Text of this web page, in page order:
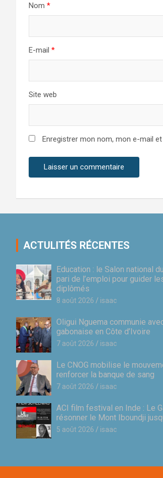
Nom *
E-mail *
Site web
Enregistrer mon nom, mon e-mail
ACTULITÉS RÉCENTES
Education : le Salon national
pari de l’emploi pour guider
diplômés
8 août 2026 isaac
Oligui Nguema communie
gabonaise en Côte d’Ivoire
7 août 2026 isaac
Le CNOG mobilise le
renforcer la banque de sang
7 août 2026 isaac
ACI film festival en Inde : Le
résonner le Mont Iboundji
5 août 2026 isaac